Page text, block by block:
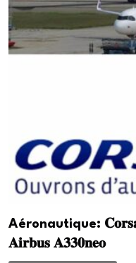
Aéronautique:
𝐀𝐢𝐫𝐛𝐮𝐬 𝐀𝟑𝟑𝟎𝐧𝐞𝐨